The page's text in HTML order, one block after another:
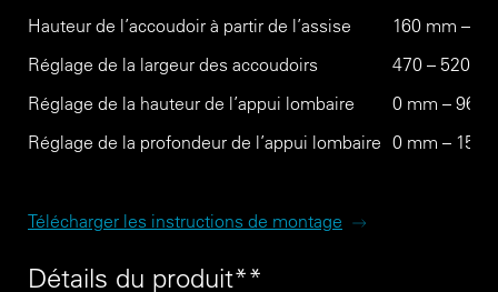
Hauteur de l’accoudoir à partir de l’assise
160 mm –
Réglage de la largeur des accoudoirs
470 – 520
Réglage de la hauteur de l’appui lombaire
0 mm – 96
Réglage de la profondeur de l’appui lombaire 0 mm – 15
Télécharger les instructions de montage
Détails du produit**